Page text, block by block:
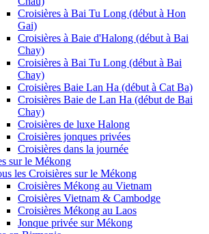
Croisières à Bai Tu Long (début à Hon
Gai)
Croisières à Baie d'Halong (début à Bai
Chay)
Croisières à Bai Tu Long (début à Bai
Chay)
Croisières Baie Lan Ha (début à Cat Ba)
Croisières Baie de Lan Ha (début de Bai
Chay)
Croisières de luxe Halong
Croisières jonques privées
Croisières dans la journée
sur le Mékong
les Croisières sur le Mékong
Croisières Mékong au Vietnam
Croisières Vietnam & Cambodge
Croisières Mékong au Laos
Jonque privée sur Mékong